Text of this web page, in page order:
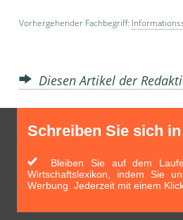
Vorhergehender Fachbegriff:
Diesen Artikel der
Schreiben Sie sich
Bleiben Sie auf dem
Wirtschaftslexikon, indem Sie
Werbung. Jederzeit mit einem